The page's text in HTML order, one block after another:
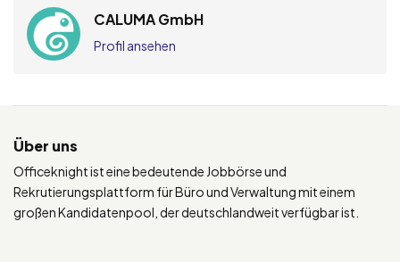
CALUMA GmbH
Profil ansehen
Über uns
Officeknight ist eine bedeutende Jobbörse und
Rekrutierungsplattform für Büro und Verwaltung mit einem
großen Kandidatenpool, der deutschlandweit verfügbar ist.